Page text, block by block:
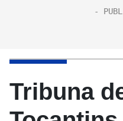
Tribuna